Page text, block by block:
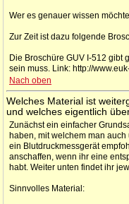
Wer es genauer wissen
Zur Zeit ist dazu folgende
Die Broschüre GUV I-512 gibt
sein muss. Link: http://
Nach oben
Welches Material ist
und welches eigentlich
Zunächst ein einfacher
haben, mit welchem man
ein Blutdruckmessgerät
anschaffen, wenn ihr eine
habt. Weiter unten findet ihr
Sinnvolles Material: